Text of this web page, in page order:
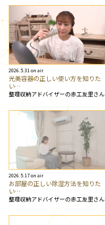
2026.5.31 on air
光美容器の正しい使い方を知りた
い…
整理収納アドバイザーの赤工友里さん
2026.5.17 on air
お部屋の正しい除湿方法を知りた
い…
整理収納アドバイザーの赤工友里さん